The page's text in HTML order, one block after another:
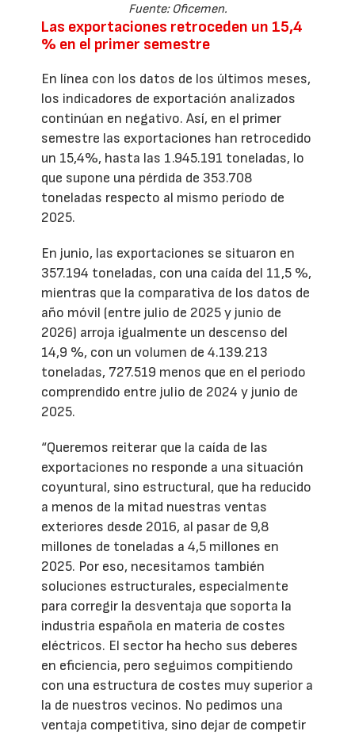
Fuente: Oficemen.
Las exportaciones retroceden un 15,4
% en el primer semestre
En línea con los datos de los últimos meses,
los indicadores de exportación analizados
continúan en negativo. Así, en el primer
semestre las exportaciones han retrocedido
un 15,4%, hasta las 1.945.191 toneladas, lo
que supone una pérdida de 353.708
toneladas respecto al mismo período de
2025.
En junio, las exportaciones se situaron en
357.194 toneladas, con una caída del 11,5 %,
mientras que la comparativa de los datos de
año móvil (entre julio de 2025 y junio de
2026) arroja igualmente un descenso del
14,9 %, con un volumen de 4.139.213
toneladas, 727.519 menos que en el periodo
comprendido entre julio de 2024 y junio de
2025.
“Queremos reiterar que la caída de las
exportaciones no responde a una situación
coyuntural, sino estructural, que ha reducido
a menos de la mitad nuestras ventas
exteriores desde 2016, al pasar de 9,8
millones de toneladas a 4,5 millones en
2025. Por eso, necesitamos también
soluciones estructurales, especialmente
para corregir la desventaja que soporta la
industria española en materia de costes
eléctricos. El sector ha hecho sus deberes
en eficiencia, pero seguimos compitiendo
con una estructura de costes muy superior a
la de nuestros vecinos. No pedimos una
ventaja competitiva, sino dejar de competir